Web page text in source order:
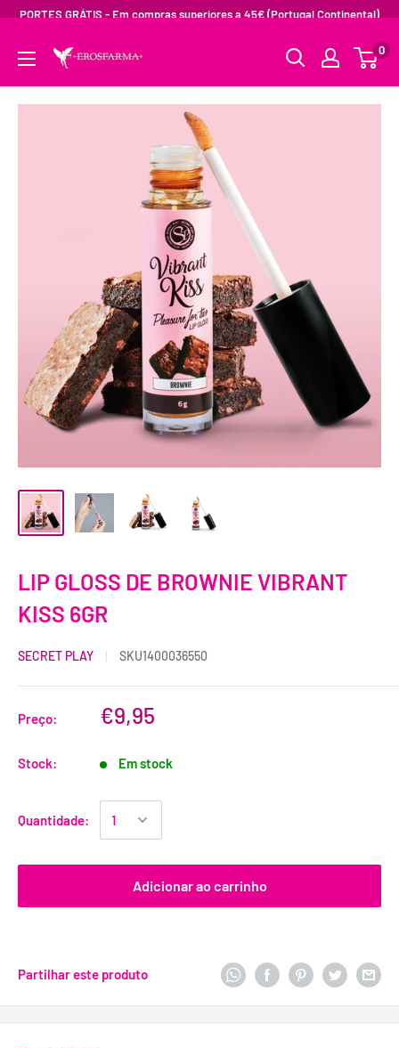
PORTES GRÁTIS - Em compras superiores a 45€ (Portugal Continental)
0
LIP GLOSS DE BROWNIE VIBRANT
KISS 6GR
SECRET PLAY SKU1400036550
Preço: €9,95
Stock: Em stock
Quantidade:
Adicionar ao carrinho
Partilhar este produto